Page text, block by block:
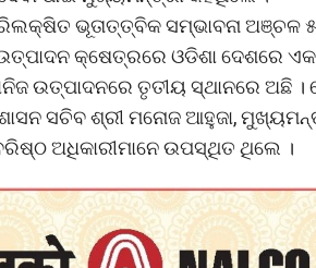
ଭୂତାତ୍ତ୍ବିକ ସମ୍ଭାବନା ଅଞ୍ଚଳ
କ୍ଷେତ୍ରରେ ଓଡିଶା ଦେଶରେ
ଉତ୍ପାଦନରେ ତୃତୀୟ ସ୍ଥାନରେ ଅଛି
ସଚିବ ଶ୍ରୀ ମନୋଜ ଆହୁଜା,
ଅଧିକାରୀମାନେ ଉପସ୍ଥିତ ଥିଲେ ।